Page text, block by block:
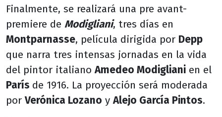
Finalmente, se realizará una pre avant-
premiere de Modigliani, tres días en
Montparnasse, película dirigida por Depp
que narra tres intensas jornadas en la vida
del pintor italianoAmedeo Modigliani en el
París de 1916. La proyección será moderada
porVerónica Lozano yAlejo García Pintos.